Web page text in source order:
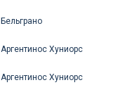
Бельграно
Аргентинос Хуниорс
Аргентинос Хуниорс